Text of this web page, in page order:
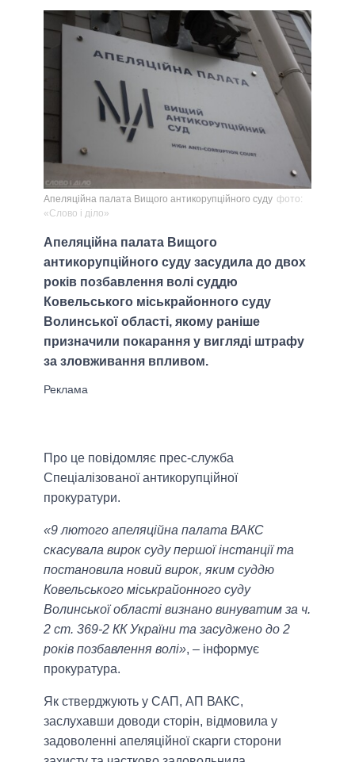
Апеляційна палата Вищого антикорупційного суду фото:
«Слово і діло»
Апеляційна палата Вищого
антикорупційного суду засудила до двох
років позбавлення волі суддю
Ковельського міськрайонного суду
Волинської області, якому раніше
призначили покарання у вигляді штрафу
за зловживання впливом.
Про це повідомляє прес-служба
Спеціалізованої антикорупційної
прокуратури.
«9 лютого апеляційна палата ВАКС
скасувала вирок суду першої інстанції та
постановила новий вирок, яким суддю
Ковельського міськрайонного суду
Волинської області визнано винуватим за ч.
2 ст. 369-2 КК України та засуджено до 2
років позбавлення волі», – інформує
прокуратура.
Як стверджують у САП, АП ВАКС,
заслухавши доводи сторін, відмовила у
задоволенні апеляційної скарги сторони